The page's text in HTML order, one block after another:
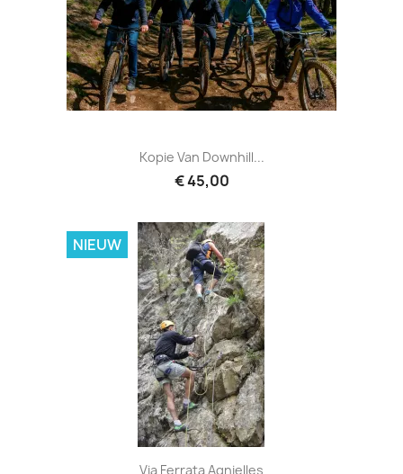
Kopie Van Downhill...
€ 45,00
Via Ferrata Agnielles
NIEUW